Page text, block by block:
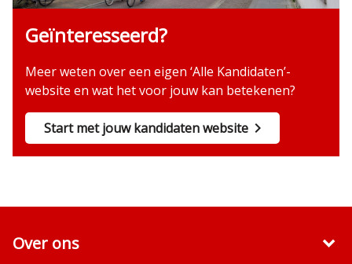
Geïnteresseerd?
Meer weten over een eigen ‘Alle Kandidaten’-
website en wat het voor jouw kan betekenen?
Start met jouw kandidaten website
Over ons